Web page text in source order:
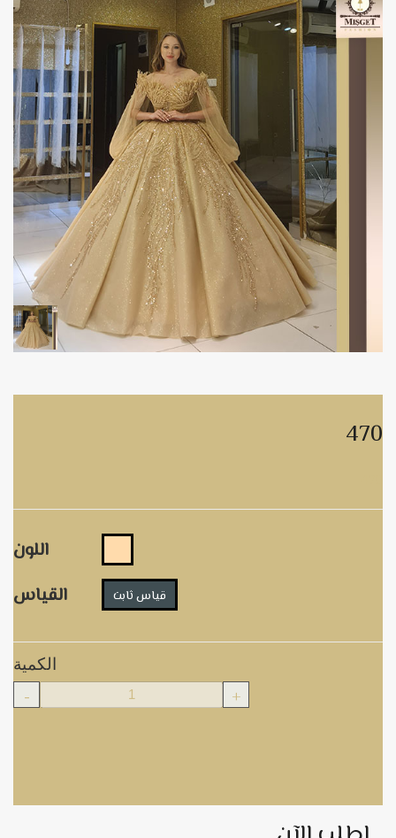
470
اللون
القياس
قياس ثابت
الكمية
- +